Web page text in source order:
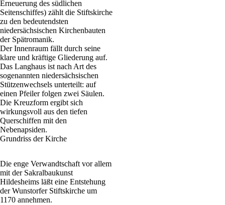
Erneuerung des südlichen
Seitenschiffes) zählt die Stiftskirche
zu den bedeutendsten
niedersächsischen Kirchenbauten
der Spätromanik.
Der Innenraum fällt durch seine
klare und kräftige Gliederung auf.
Das Langhaus ist nach Art des
sogenannten niedersächsischen
Stützenwechsels unterteilt: auf
einen Pfeiler folgen zwei Säulen.
Die Kreuzform ergibt sich
wirkungsvoll aus den tiefen
Querschiffen mit den
Nebenapsiden.
Grundriss der Kirche
Die enge Verwandtschaft vor allem
mit der Sakralbaukunst
Hildesheims läßt eine Entstehung
der Wunstorfer Stiftskirche um
1170 annehmen.